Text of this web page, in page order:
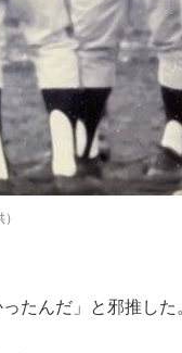
たんだ」と邪推した